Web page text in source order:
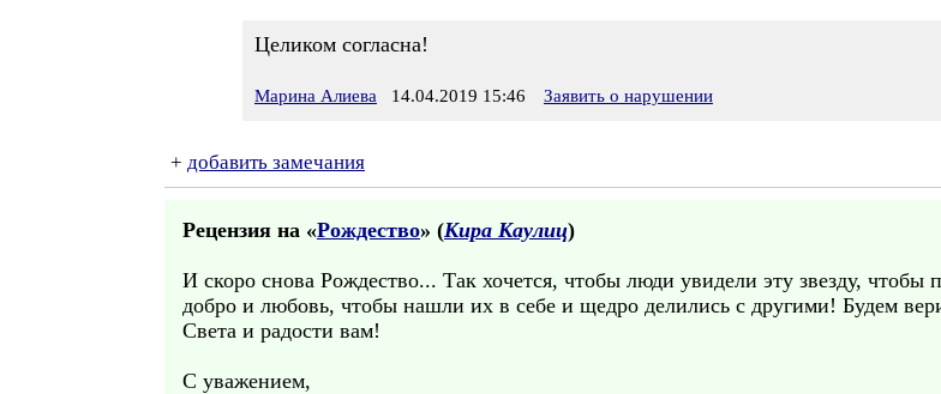
Целиком согласна!
Марина Алиева 14.04.2019 15:46 Заявить о нарушении
+ добавить замечания
Рецензия на «Рождество» (Кира Каулиц)
И скоро снова Рождество... Так хочется, чтобы люди увидели эту звезду,
добро и любовь, чтобы нашли их в себе и щедро делились с другими! Будем
Света и радости вам!
С уважением,